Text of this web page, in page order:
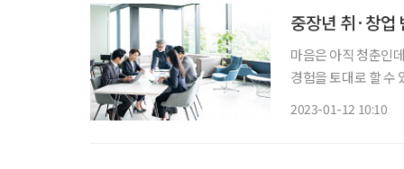
중장년 취·창업
마음은 아직 청춘인
경험을 토대로 할 수
2023-01-12 10:10